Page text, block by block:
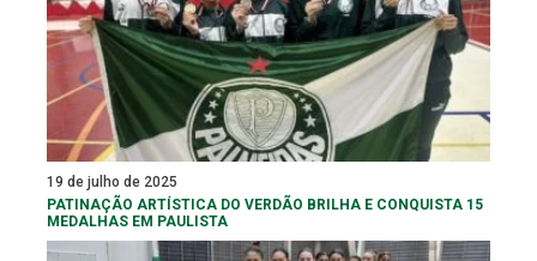
19 de julho de 2025
PATINAÇÃO ARTÍSTICA DO VERDÃO BRILHA E CONQUISTA 15
MEDALHAS EM PAULISTA